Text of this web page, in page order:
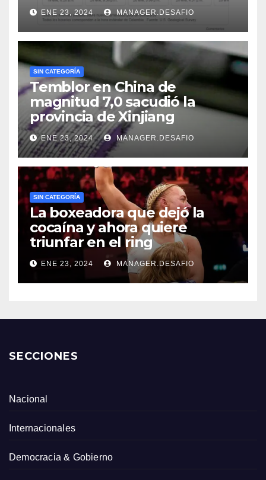
ENE 23, 2024 MANAGER.DESAFIO
SIN CATEGORÍA
Temblor en China de
magnitud 7,0 sacudió la
provincia de Xinjiang
ENE 23, 2024 MANAGER.DESAFIO
SIN CATEGORÍA
La boxeadora que dejó la
cocaína y ahora quiere
triunfar en el ring​
ENE 23, 2024 MANAGER.DESAFIO
SECCIONES
Nacional
Internacionales
Democracia & Gobierno